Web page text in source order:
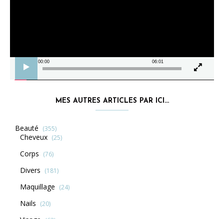
00:00 06:01
MES AUTRES ARTICLES PAR ICI…
Beauté (355)
Cheveux (25)
Corps (76)
Divers (181)
Maquillage (24)
Nails (20)